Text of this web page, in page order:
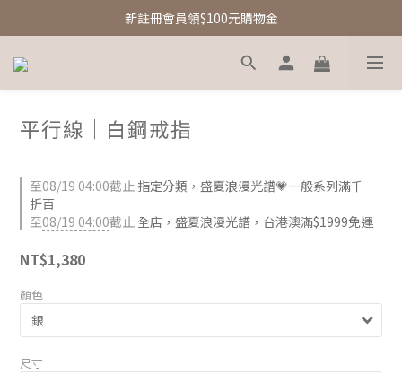
新註冊會員領$100元購物金
新註冊會員領$100元購物金
Free Shipping｜台灣滿額享免運優惠
新註冊會員領$100元購物金
平行線｜白鋼戒指
至08/19 04:00截止 指定分類，盛夏浪漫光譜💗一般系列滿千
折百
至08/19 04:00截止 全店，盛夏浪漫光譜，台港澳滿$1999免運
NT$1,380
顏色
尺寸